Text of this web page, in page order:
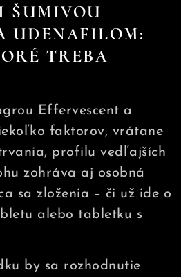
ŠUMIVOU
UDENAFILOM:
TREBA
Effervescent a
faktorov, vrátane
profilu vedľajších
zohráva aj osobná
sa zloženia – či už ide o
alebo tabletku s
by sa rozhodnutie